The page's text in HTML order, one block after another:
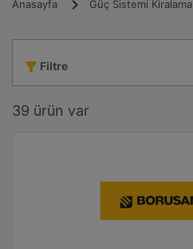
Anasayfa Güç Sistemi Kiralama
Filtre
39 ürün var